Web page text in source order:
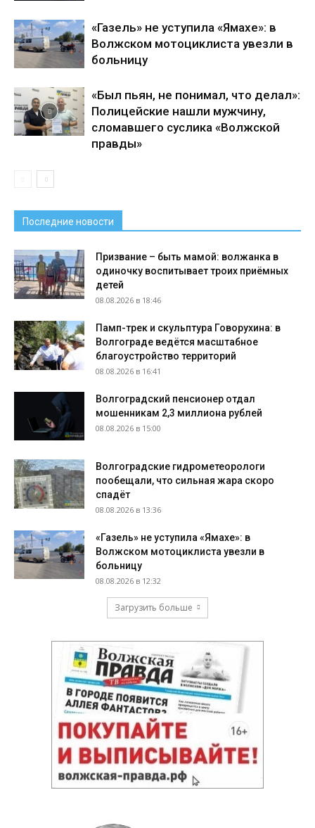
«Газель» не уступила «Ямахе»: в
Волжском мотоциклиста увезли в
больницу
«Был пьян, не понимал, что делал»:
Полицейские нашли мужчину,
сломавшего суслика «Волжской
правды»
Последние новости
Призвание – быть мамой: волжанка в
одиночку воспитывает троих приёмных
детей
08.08.2026 в 18:46
Памп-трек и скульптура Говорухина: в
Волгограде ведётся масштабное
благоустройство территорий
08.08.2026 в 16:41
Волгоградский пенсионер отдал
мошенникам 2,3 миллиона рублей
08.08.2026 в 15:00
Волгоградские гидрометеорологи
пообещали, что сильная жара скоро
спадёт
08.08.2026 в 13:36
«Газель» не уступила «Ямахе»: в
Волжском мотоциклиста увезли в
больницу
08.08.2026 в 12:32
Загрузить больше